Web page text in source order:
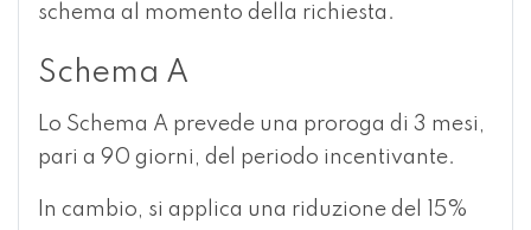
schema al momento della richiesta.
Schema A
Lo Schema A prevede una proroga di 3 mesi,
pari a 90 giorni, del periodo incentivante.
In cambio, si applica una riduzione del 15%